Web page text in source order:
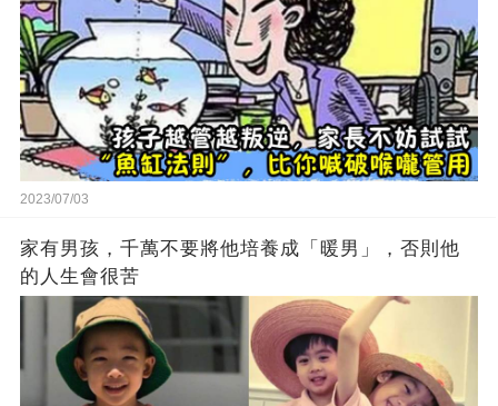
2023/07/03
家有男孩，千萬不要將他培養成「暖男」，否則他
的人生會很苦